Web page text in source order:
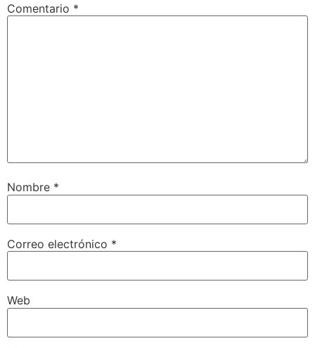
Comentario *
Nombre *
Correo electrónico *
Web